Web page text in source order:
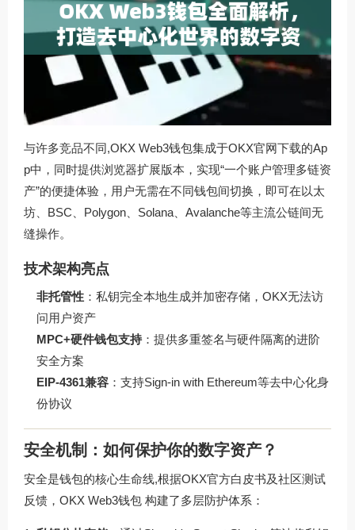
与许多竞品不同,OKX Web3钱包集成于OKX官网下载的Ap
p中，同时提供浏览器扩展版本，实现“一个账户管理多链资
产”的便捷体验，用户无需在不同钱包间切换，即可在以太
坊、BSC、Polygon、Solana、Avalanche等主流公链间无
缝操作。
技术架构亮点
非托管性 ：私钥完全本地生成并加密存储，OKX无法访
问用户资产
MPC+硬件钱包支持：提供多重签名与硬件隔离的进阶
安全方案
EIP-4361兼容 ：支持Sign-in with Ethereum等去中心化身
份协议
安全机制：如何保护你的数字资产？
安全是钱包的核心生命线,根据OKX官方白皮书及社区测试
反馈， OKX Web3钱包 构建了多层防护体系：